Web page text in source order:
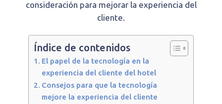
consideración para mejorar la experiencia del
cliente.
Índice de contenidos
El papel de la tecnología en la
experiencia del cliente del hotel
Consejos para que la tecnología
mejore la experiencia del cliente